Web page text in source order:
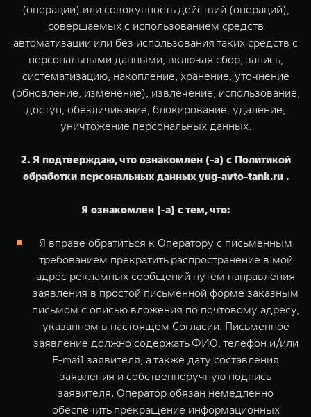
(операции) или совокупность действий (операций),
совершаемых с использованием средств
автоматизации или без использования таких средств с
персональными данными, включая сбор, запись,
систематизацию, накопление, хранение, уточнение
(обновление, изменение), извлечение, использование,
доступ, обезличивание, блокирование, удаление,
уничтожение персональных данных.
2. Я подтверждаю, что ознакомлен (-а) с Политикой
обработки персональных данных yug-avto-tank.ru .
Я ознакомлен (-а) с тем, что:
Я вправе обратиться к Оператору с письменным
требованием прекратить распространение в мой
адрес рекламных сообщений путем направления
заявления в простой письменной форме заказным
письмом с описью вложения по почтовому адресу,
указанном в настоящем Согласии. Письменное
заявление должно содержать ФИО, телефон и/или
E-mail заявителя, а также дату составления
заявления и собственноручную подпись
заявителя. Оператор обязан немедленно
обеспечить прекращение информационных